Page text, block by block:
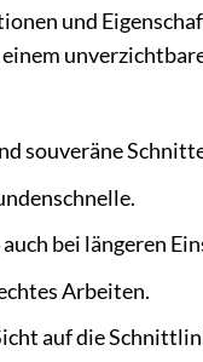
und
souveräne
bei längeren
Arbeiten.
auf die